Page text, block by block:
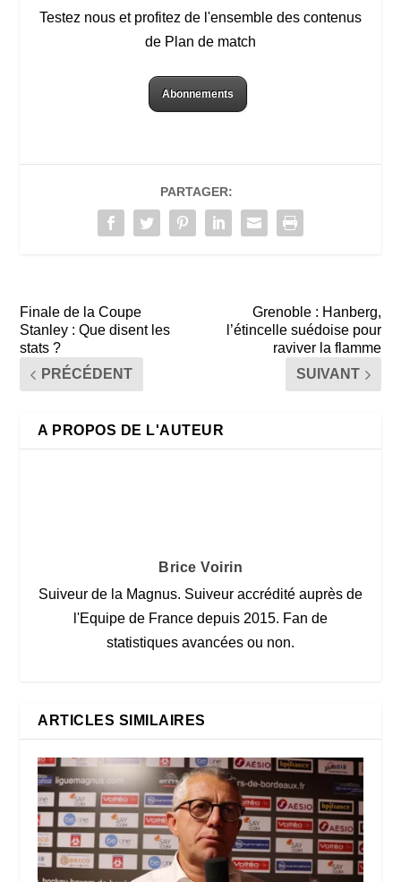
Testez nous et profitez de l'ensemble des contenus
de Plan de match
Abonnements
PARTAGER:
Finale de la Coupe
Stanley : Que disent les
stats ?
PRÉCÉDENT
Grenoble : Hanberg,
l’étincelle suédoise pour
raviver la flamme
SUIVANT
A PROPOS DE L'AUTEUR
Brice Voirin
Suiveur de la Magnus. Suiveur accrédité auprès de
l'Equipe de France depuis 2015. Fan de
statistiques avancées ou non.
ARTICLES SIMILAIRES